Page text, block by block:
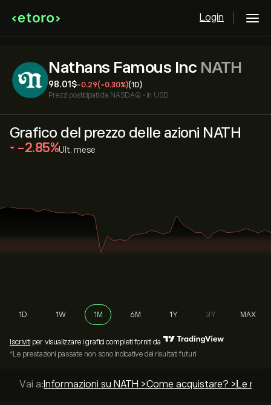
Login
Nathans Famous Inc NATH
98.01‎$‎-0.29(-0.30%)(1D)
Prezzi posticipati da NASDAQ • in USD
Grafico del prezzo delle azioni NATH
‎-2.85‎ Ult. mese
1D 1W 1M 6M 1Y 3Y MAX
Iscriviti per visualizzare i grafici completi forniti da
*Le prestazioni passate non sono indicative dei risultati futuri
Vai a: Informazioni su NATH >Come acquistare? > Le